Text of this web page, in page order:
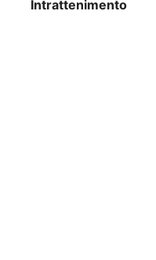
Intrattenimento